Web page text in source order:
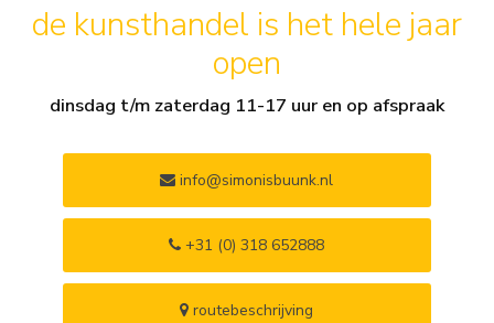
de kunsthandel is het hele jaar
open
dinsdag t/m zaterdag 11-17 uur en op afspraak
info@simonisbuunk.nl
+31 (0) 318 652888
routebeschrijving